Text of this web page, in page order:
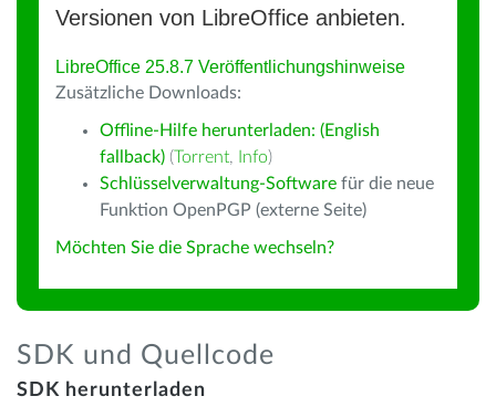
Versionen von LibreOffice anbieten.
LibreOffice 25.8.7 Veröffentlichungshinweise
Zusätzliche Downloads:
Offline-Hilfe herunterladen: (English
fallback) (Torrent, Info)
Schlüsselverwaltung-Software für die neue
Funktion OpenPGP (externe Seite)
Möchten Sie die Sprache wechseln?
SDK und Quellcode
SDK herunterladen